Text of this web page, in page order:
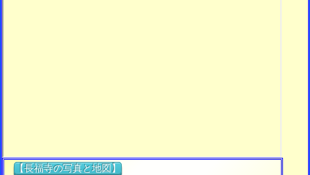
【長福寺の写真と地図】